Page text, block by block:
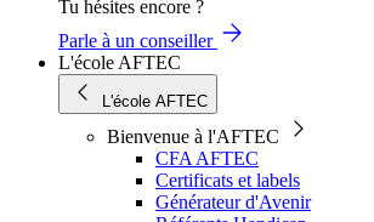
Tu hésites encore ?
Parle à un conseiller
L'école AFTEC
L'école AFTEC
Bienvenue à l'AFTEC
CFA AFTEC
Certificats et labels
Générateur d'Avenir